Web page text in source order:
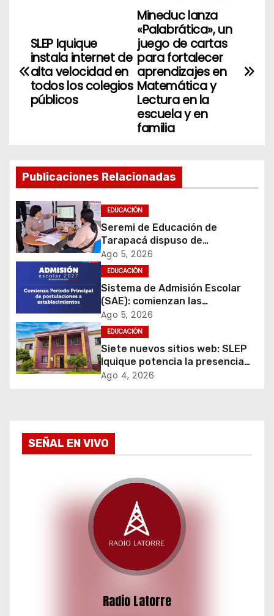
v
c
i
ó
n
e
n
t
a
d
Mineduc lanza
«Palabrática», un
juego de cartas
para fortalecer
aprendizajes en
Matemática y
Lectura en la
escuela y en
familia
SLEP Iquique
instala internet de
alta velocidad en
todos los colegios
públicos
Publicaciones Relacionadas
EDUCACIÓN
Seremi de Educación de
Tarapacá dispuso de
facilitadores para apoyar
proceso de Admisión Escolar
2027
Ago 5, 2026
EDUCACIÓN
Sistema de Admisión Escolar
(SAE): comienzan las
postulaciones a
establecimientos para 2027
Ago 5, 2026
EDUCACIÓN
Siete nuevos sitios web: SLEP
Iquique potencia la presencia
digital de sus liceos Técnico
Ago 4, 2026
SEÑAL EN VIVO